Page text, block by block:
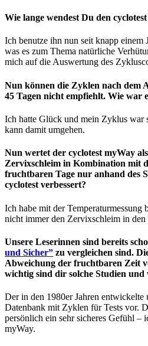
Wie lange wendest Du den
Ich benutze ihn nun seit knapp
was es zum Thema natürliche
mich auf die Auswertung des
Nun können die Zyklen nach dem
45 Tagen nicht empfiehlt. Wie war
Ich hatte Glück und mein Zyklus war
kann damit umgehen.
Nun wertet der cyclotest myWay
Zervixschleim in Kombination mit
fruchtbaren Tage nur anhand des
cyclotest verbessert?
Ich habe mit der Temperaturmessung
nicht immer den Zervixschleim in den
Unsere Leserinnen sind bereits
und Sicher” zu vergleichen sind.
Abweichung der fruchtbaren Zeit
wichtig sind dir solche Studien
Der in den 1980er Jahren
Datenbank mit Zyklen für Tests vor.
persönlich ein sehr sicheres Gefühl –
myWay.